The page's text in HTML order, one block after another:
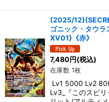
(2025/
ゴニック・タウ
XV01}《赤》
7,480 円(税込)
在庫数 1枚
Lv1 5000 Lv2
Lv3_『このスピ